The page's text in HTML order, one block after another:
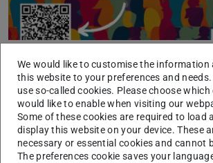
Das Mentoring richtet sich vor allem an
Migrationshintergrund und aus dem
ihren ersten Semestern ihres Bachelor-
Masterstudiums befinden. Interessierte
Fächergruppen sind herzlich dazu
We would like to customise the
this website to your preferences and
use so-called cookies. Please choose which
would like to enable when visiting our
Some of these cookies are required to load
display this website on your device. These
necessary or essential cookies and cannot
The preferences cookie saves your